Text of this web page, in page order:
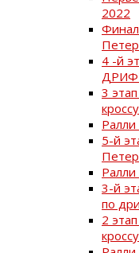
2022
4 -й
3
5-й
3-й
по
2